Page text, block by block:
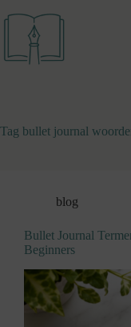
naar
inhoud
Tag bullet journal
blog
Bullet Journal
Beginners